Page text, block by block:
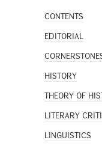
CONTENTS
EDITORIAL
HISTORY
THEORY OF
LITERARY
LINGUISTICS